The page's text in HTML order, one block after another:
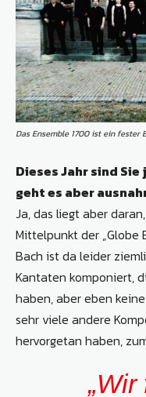
Das Ensemble 1700 ist ein fester
Dieses Jahr sind Sie
geht es aber
Ja, das liegt aber
Mittelpunkt der
Bach ist da leider
Kantaten komponiert,
haben, aber eben
sehr viele andere
hervorgetan haben,